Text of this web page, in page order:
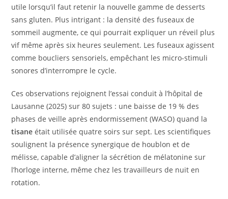
utile lorsqu’il faut retenir la nouvelle gamme de desserts
sans gluten. Plus intrigant : la densité des fuseaux de
sommeil augmente, ce qui pourrait expliquer un réveil plus
vif même après six heures seulement. Les fuseaux agissent
comme boucliers sensoriels, empêchant les micro-stimuli
sonores d’interrompre le cycle.
Ces observations rejoignent l’essai conduit à l’hôpital de
Lausanne (2025) sur 80 sujets : une baisse de 19 % des
phases de veille après endormissement (WASO) quand la
tisane était utilisée quatre soirs sur sept. Les scientifiques
soulignent la présence synergique de houblon et de
mélisse, capable d’aligner la sécrétion de mélatonine sur
l’horloge interne, même chez les travailleurs de nuit en
rotation.